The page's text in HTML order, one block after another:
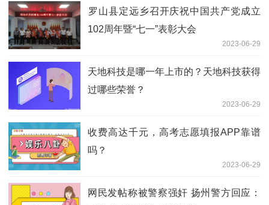
​罗山县定远乡召开庆祝中国共产党成立
102周年暨“七一”表彰大会
2023-06-29
天地科技是哪一年上市的？天地科技获得
过哪些荣誉？
2023-06-29
收费高达千元，高考志愿填报APP靠谱
吗？
2023-06-29
网民发帖称被警察强奸 扬州警方回应：